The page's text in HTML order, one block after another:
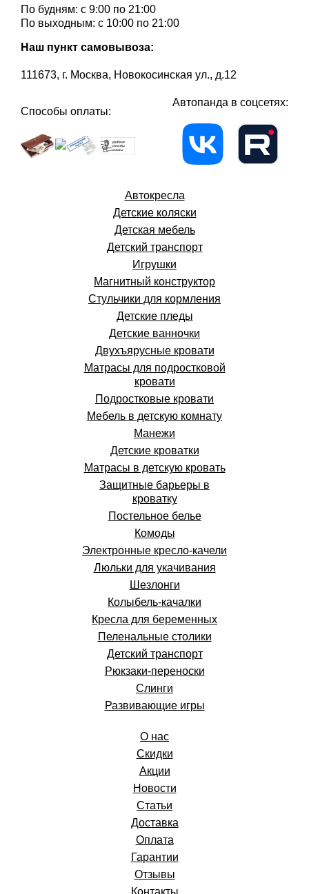
По будням: с 9:00 по 21:00
По выходным: с 10:00 по 21:00
Наш пункт самовывоза:
111673, г. Москва, Новокосинская ул., д.12
Способы оплаты:
Автопанда в соцсетях:
Автокресла
Детские коляски
Детская мебель
Детский транспорт
Игрушки
Магнитный конструктор
Стульчики для кормления
Детские пледы
Детские ванночки
Двухъярусные кровати
Матрасы для подростковой
кровати
Подростковые кровати
Мебель в детскую комнату
Манежи
Детские кроватки
Матрасы в детскую кровать
Защитные барьеры в
кроватку
Постельное белье
Комоды
Электронные кресло-качели
Люльки для укачивания
Шезлонги
Колыбель-качалки
Кресла для беременных
Пеленальные столики
Детский транспорт
Рюкзаки-переноски
Слинги
Развивающие игры
О нас
Скидки
Акции
Новости
Статьи
Доставка
Оплата
Гарантии
Отзывы
Контакты